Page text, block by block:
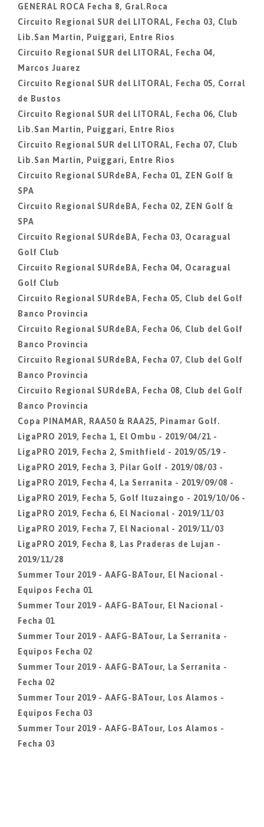
GENERAL ROCA Fecha 8, Gral.Roca
Circuito Regional SUR del LITORAL, Fecha 03, Club
Lib.San Martin, Puiggari, Entre Rios
Circuito Regional SUR del LITORAL, Fecha 04,
Marcos Juarez
Circuito Regional SUR del LITORAL, Fecha 05, Corral
de Bustos
Circuito Regional SUR del LITORAL, Fecha 06, Club
Lib.San Martin, Puiggari, Entre Rios
Circuito Regional SUR del LITORAL, Fecha 07, Club
Lib.San Martin, Puiggari, Entre Rios
Circuito Regional SURdeBA, Fecha 01, ZEN Golf &
SPA
Circuito Regional SURdeBA, Fecha 02, ZEN Golf &
SPA
Circuito Regional SURdeBA, Fecha 03, Ocaragual
Golf Club
Circuito Regional SURdeBA, Fecha 04, Ocaragual
Golf Club
Circuito Regional SURdeBA, Fecha 05, Club del Golf
Banco Provincia
Circuito Regional SURdeBA, Fecha 06, Club del Golf
Banco Provincia
Circuito Regional SURdeBA, Fecha 07, Club del Golf
Banco Provincia
Circuito Regional SURdeBA, Fecha 08, Club del Golf
Banco Provincia
Copa PINAMAR, RAA50 & RAA25, Pinamar Golf.
LigaPRO 2019, Fecha 1, El Ombu - 2019/04/21 -
LigaPRO 2019, Fecha 2, Smithfield - 2019/05/19 -
LigaPRO 2019, Fecha 3, Pilar Golf - 2019/08/03 -
LigaPRO 2019, Fecha 4, La Serranita - 2019/09/08 -
LigaPRO 2019, Fecha 5, Golf Ituzaingo - 2019/10/06 -
LigaPRO 2019, Fecha 6, El Nacional - 2019/11/03
LigaPRO 2019, Fecha 7, El Nacional - 2019/11/03
LigaPRO 2019, Fecha 8, Las Praderas de Lujan -
2019/11/28
Summer Tour 2019 - AAFG-BATour, El Nacional -
Equipos Fecha 01
Summer Tour 2019 - AAFG-BATour, El Nacional -
Fecha 01
Summer Tour 2019 - AAFG-BATour, La Serranita -
Equipos Fecha 02
Summer Tour 2019 - AAFG-BATour, La Serranita -
Fecha 02
Summer Tour 2019 - AAFG-BATour, Los Alamos -
Equipos Fecha 03
Summer Tour 2019 - AAFG-BATour, Los Alamos -
Fecha 03